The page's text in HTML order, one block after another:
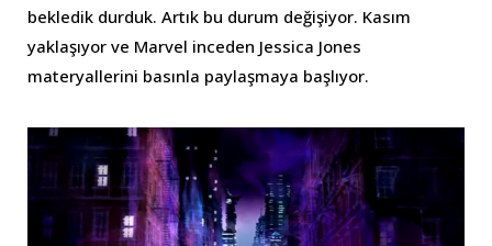
bekledik durduk. Artık bu durum değişiyor. Kasım
yaklaşıyor ve Marvel inceden Jessica Jones
materyallerini basınla paylaşmaya başlıyor.